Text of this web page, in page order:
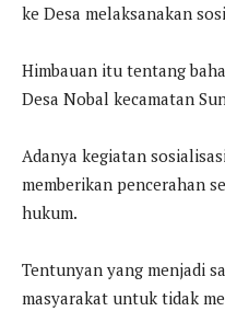
ke Desa melaksanakan
Himbauan itu tentang
Desa Nobal kecamatan
Adanya kegiatan
memberikan pencerahan
hukum.
Tentunyan yang menjadi
masyarakat untuk tidak